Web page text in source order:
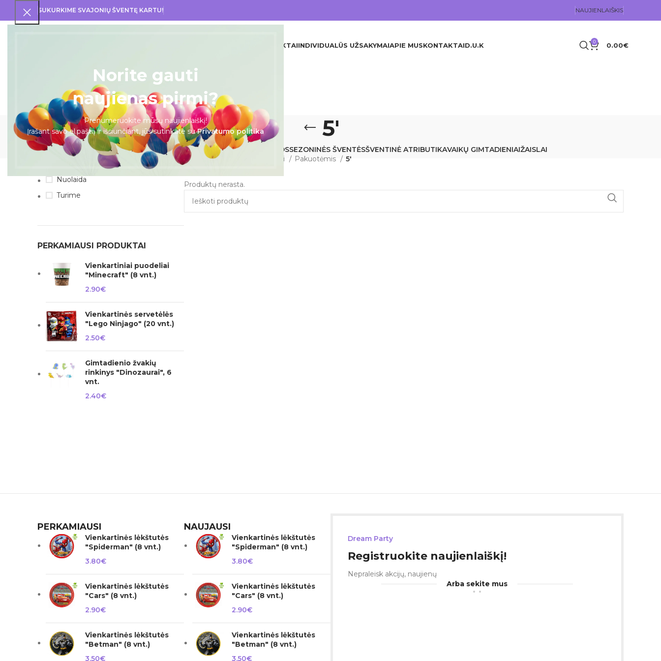
Norite gauti
naujienas pirmi?
Prenumeruokite mūsų naujienlaiškį!
Įrašant savo el.paštą ir išsiunčiant, jūs sutinkate suPrivatumo politika
SUKURKIME SVAJONIŲ ŠVENTĘ KARTU! NAUJIENLAIŠKIS
VISI PRODUKTAIINDIVIDUALŪS UŽSAKYMAIAPIE MUSKONTAKTAID.U.K 0 0.00€
5'
BALIONAIDOVANOSI KOMUNIJAKITA KRIKŠTYNOSSEZONINĖS ŠVENTĖSŠVENTINĖ ATRIBUTIKAVAIKŲ GIMTADIENIAIŽAISLAI
PRIEINAMUMAS
Nuolaida
Turime
PERKAMIAUSI PRODUKTAI
Vienkartiniai puodeliai
"Minecraft" (8 vnt.)
2.90€
Vienkartinės servetėlės
"Lego Ninjago" (20 vnt.)
2.50€
Gimtadienio žvakių
rinkinys "Dinozaurai", 6
vnt.
2.40€
Pradžia Balionai Guminiai Pakuotėmis 5'
Produktų nerasta.
PERKAMIAUSI
Vienkartinės lėkštutės
"Spiderman" (8 vnt.)
3.80€
Vienkartinės lėkštutės
"Cars" (8 vnt.)
2.90€
Vienkartinės lėkštutės
"Betman" (8 vnt.)
3.50€
NAUJAUSI
Vienkartinės lėkštutės
"Spiderman" (8 vnt.)
3.80€
Vienkartinės lėkštutės
"Cars" (8 vnt.)
2.90€
Vienkartinės lėkštutės
"Betman" (8 vnt.)
3.50€
Dream Party
Registruokite naujienlaiškį!
Nepraleisk akcijų, naujienų
Arba sekite mus